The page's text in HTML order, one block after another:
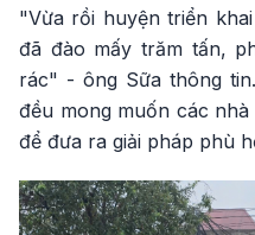
"Vừa rồi huyện triển
đã đào mấy trăm tấn,
rác" - ông Sữa thông
đều mong muốn các
để đưa ra giải pháp phù